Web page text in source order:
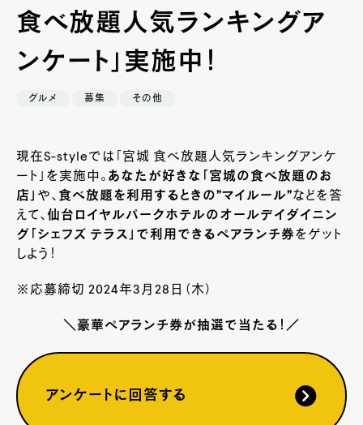
食べ放題人気ランキングア
ンケート」実施中！
グルメ 募集 その他
現在S-styleでは「宮城 食べ放題人気ランキングアンケ
ート」を実施中。 あなたが好きな「宮城の食べ放題のお
店」 や、 食べ放題を利用するときの”マイルール”などを答
えて、 仙台ロイヤルパークホテルのオールデイダイニン
グ「シェフズ テラス」で利用できるペアランチ券をゲット
しよう！
※応募締切 2024年3月28日（木）
＼豪華ペアランチ券が抽選で当たる！／
アンケートに回答する